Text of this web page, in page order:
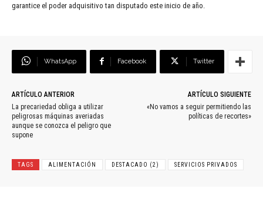
garantice el poder adquisitivo tan disputado este inicio de año.
WhatsApp Facebook Twitter
ARTÍCULO ANTERIOR
La precariedad obliga a utilizar
peligrosas máquinas averiadas
aunque se conozca el peligro que
supone
ARTÍCULO SIGUIENTE
«No vamos a seguir permitiendo las
políticas de recortes»
TAGS ALIMENTACIÓN DESTACADO (2) SERVICIOS PRIVADOS